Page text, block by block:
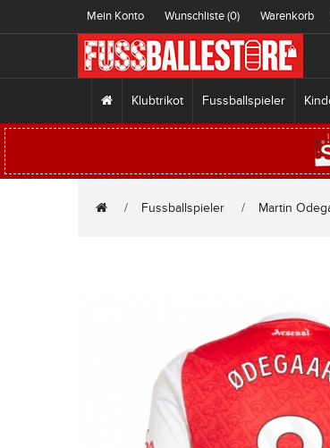
Mein Konto Wunschliste (0) Warenkorb
Klubtrikot Fussballspieler
Fussballspieler Martin